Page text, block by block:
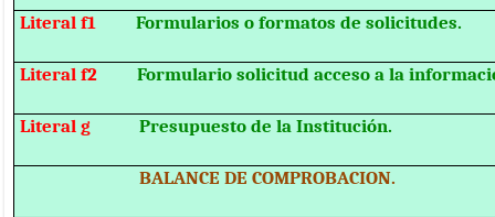
Literal f1Formularios o formatos de solicitudes.
Literal f2Formulario solicitud acceso a la
Literal gPresupuesto de la Institución.
BALANCE DE COMPROBACION.